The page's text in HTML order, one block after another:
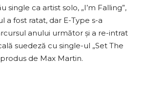
single ca artist solo, „I’m Falling”,
a fost ratat, dar E-Type s-a
anului următor și a re-intrat
suedeză cu single-ul „Set The
de Max Martin.